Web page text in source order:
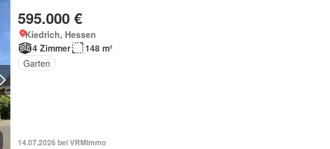
595.000 €
Kiedrich, Hessen
4 Zimmer
148 m²
Garten
14.07.2026 bei VRMImmo